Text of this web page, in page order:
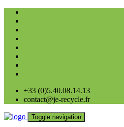
+33 (0)5.40.08.14.13
contact@je-recycle.fr
Toggle navigation